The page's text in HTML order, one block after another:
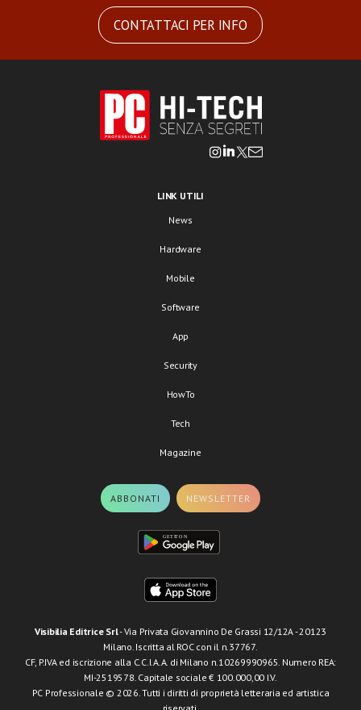
CONTATTACI PER INFO
LINK UTILI
News
Hardware
Mobile
Software
App
Security
HowTo
Tech
Magazine
ABBONATI NEWSLETTER
Visibilia Editrice Srl- Via Privata Giovannino De Grassi 12/12A - 20123
Milano. Iscritta al ROC con il n.37767.
CF, P.IVA ed iscrizione alla C.C.I.A.A. di Milano n.10269990965. Numero REA:
MI-2519578. Capitale sociale € 100.000,00 I.V.
PC Professionale © 2026. Tutti i diritti di proprietà letteraria ed artistica